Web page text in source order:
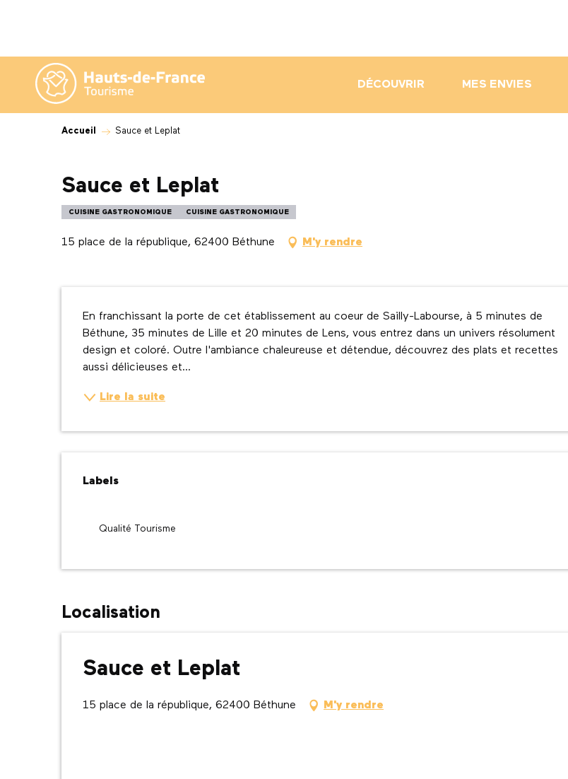
contenu
principal
DÉCOUVRIR MES ENVIES
Accueil Sauce et Leplat
Sauce et Leplat
CUISINE GASTRONOMIQUE CUISINE GASTRONOMIQUE
15 place de la république, 62400 Béthune M'y rendre
Description
En franchissant la porte de cet établissement au coeur de Sailly-Labourse, à 5 minutes de
Béthune, 35 minutes de Lille et 20 minutes de Lens, vous entrez dans un univers résolument
design et coloré. Outre l'ambiance chaleureuse et détendue, découvrez des plats et recettes
aussi délicieuses et...
Lire la suite
Offres de prestations
Labels
Labels
Qualité Tourisme
Localisation
Sauce et Leplat
15 place de la république, 62400 Béthune M'y rendre